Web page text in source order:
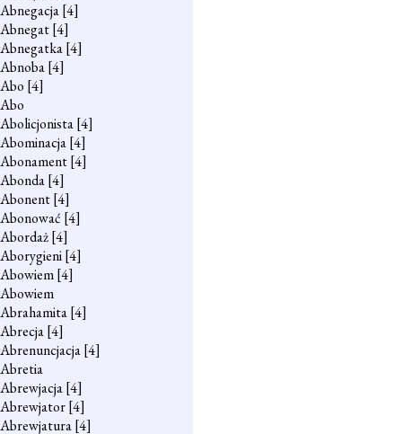
Abnegacja[4]
Abnegat[4]
Abnegatka[4]
Abnoba[4]
Abo [4]
Abo
Abolicjonista[4]
Abominacja[4]
Abonament[4]
Abonda[4]
Abonent[4]
Abonować [4]
Abordaż[4]
Aborygieni[4]
Abowiem[4]
Abowiem
Abrahamita[4]
Abrecja[4]
Abrenuncjacja[4]
Abretia
Abrewjacja[4]
Abrewjator[4]
Abrewjatura[4]